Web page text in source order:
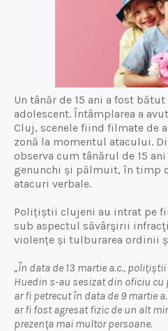
Un tânăr de 15 ani a fost
adolescent. Întâmplarea a
Cluj, scenele fiind filmate de
zonă la momentul atacului.
observa cum tânărul de 15
genunchi și pălmuit, în timp
atacuri verbale.
Polițiștii clujeni au intrat pe
sub aspectul săvârşirii
violențe și tulburarea ordinii
„În data de 13 martie a.c.,
Huedin s-au sesizat din oficiu cu
ar fi petrecut în data de 9 martie
ar fi fost agresat fizic de un alt
prezența mai multor persoane.